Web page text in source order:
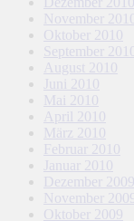
November
Oktober 2010
September
August 2010
Juni 2010
Mai 2010
April 2010
März 2010
Februar 2010
Januar 2010
Dezember 2009
November
Oktober 2009